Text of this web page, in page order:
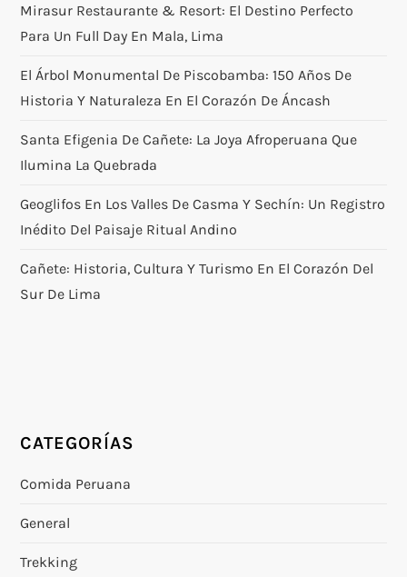
Mirasur Restaurante & Resort: El Destino Perfecto
Para Un Full Day En Mala, Lima
El Árbol Monumental De Piscobamba: 150 Años De
Historia Y Naturaleza En El Corazón De Áncash
Santa Efigenia De Cañete: La Joya Afroperuana Que
Ilumina La Quebrada
Geoglifos En Los Valles De Casma Y Sechín: Un Registro
Inédito Del Paisaje Ritual Andino
Cañete: Historia, Cultura Y Turismo En El Corazón Del
Sur De Lima
CATEGORÍAS
Comida Peruana
General
Trekking